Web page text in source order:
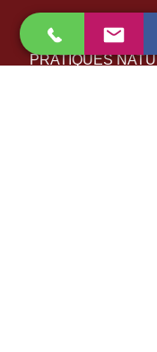
EN AUCUN CAS
PRESTATIONS
PRATIQUES